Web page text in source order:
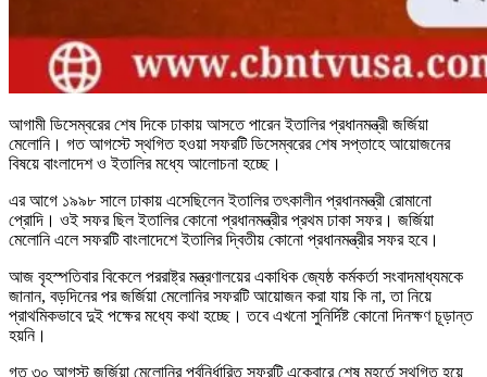
আগামী ডিসেম্বরের শেষ দিকে ঢাকায় আসতে পারেন ইতালির প্রধানমন্ত্রী জর্জিয়া
মেলোনি। গত আগস্টে স্থগিত হওয়া সফরটি ডিসেম্বরের শেষ সপ্তাহে আয়োজনের
বিষয়ে বাংলাদেশ ও ইতালির মধ্যে আলোচনা হচ্ছে।
এর আগে ১৯৯৮ সালে ঢাকায় এসেছিলেন ইতালির তৎকালীন প্রধানমন্ত্রী রোমানো
প্রোদি। ওই সফর ছিল ইতালির কোনো প্রধানমন্ত্রীর প্রথম ঢাকা সফর। জর্জিয়া
মেলোনি এলে সফরটি বাংলাদেশে ইতালির দ্বিতীয় কোনো প্রধানমন্ত্রীর সফর হবে।
আজ বৃহস্পতিবার বিকেলে পররাষ্ট্র মন্ত্রণালয়ের একাধিক জ্যেষ্ঠ কর্মকর্তা সংবাদমাধ্যমকে
জানান, বড়দিনের পর জর্জিয়া মেলোনির সফরটি আয়োজন করা যায় কি না, তা নিয়ে
প্রাথমিকভাবে দুই পক্ষের মধ্যে কথা হচ্ছে। তবে এখনো সুনির্দিষ্ট কোনো দিনক্ষণ চূড়ান্ত
হয়নি।
গত ৩০ আগস্ট জর্জিয়া মেলোনির পূর্বনির্ধারিত সফরটি একেবারে শেষ মুহূর্তে স্থগিত হয়ে